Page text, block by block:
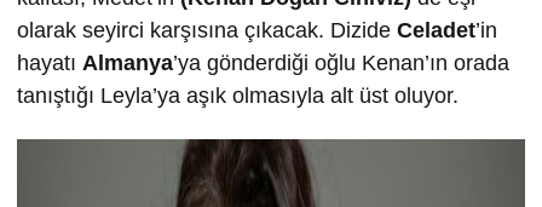
olarak seyirci karşısına çıkacak. Dizide Celadet’in
hayatı Almanya’ya gönderdiği oğlu Kenan’ın orada
tanıştığı Leyla’ya aşık olmasıyla alt üst oluyor.